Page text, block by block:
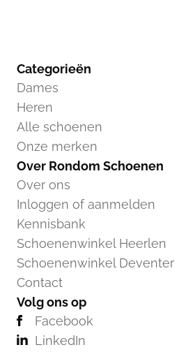
Categorieën
Dames
Heren
Alle schoenen
Onze merken
Over Rondom Schoenen
Over ons
Inloggen of aanmelden
Kennisbank
Schoenenwinkel Heerlen
Schoenenwinkel Deventer
Contact
Volg ons op
Facebook
LinkedIn